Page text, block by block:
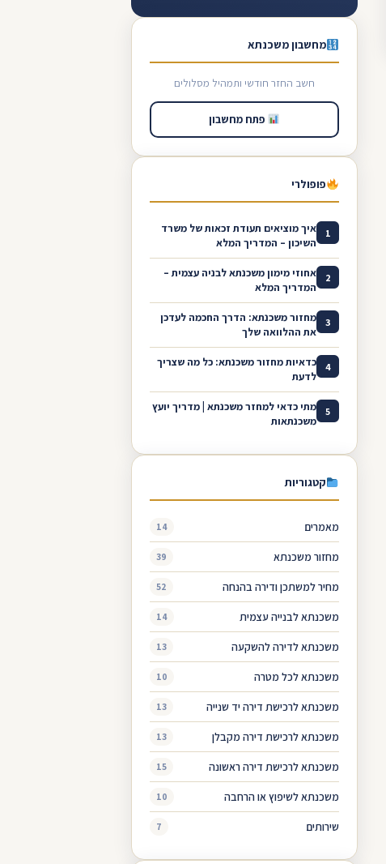
מחשבון משכנתא
חשב החזר חודשי ותמהיל מסלולים
פתח מחשבון
פופולרי
1
איך מוציאים תעודת זכאות של משרד
השיכון – המדריך המלא
2
אחוזי מימון משכנתא לבניה עצמית –
המדריך המלא
3
מחזור משכנתא: הדרך החכמה לעדכן
את ההלוואה שלך
4
כדאיות מחזור משכנתא: כל מה שצריך
לדעת
5
מתי כדאי למחזר משכנתא | מדריך יועץ
משכנתאות
קטגוריות
מאמרים 14
מחזור משכנתא 39
מחיר למשתכן ודירה בהנחה 52
משכנתא לבנייה עצמית 14
משכנתא לדירה להשקעה 13
משכנתא לכל מטרה 10
משכנתא לרכישת דירה יד שנייה 13
משכנתא לרכישת דירה מקבלן 13
משכנתא לרכישת דירה ראשונה 15
משכנתא לשיפוץ או הרחבה 10
שירותים 7